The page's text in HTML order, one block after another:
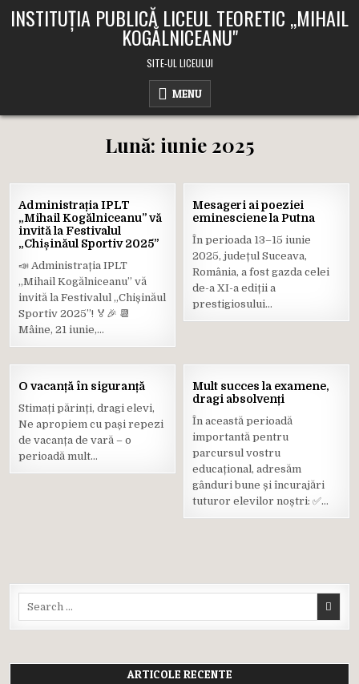
INSTITUȚIA PUBLICĂ LICEUL TEORETIC ,,MIHAIL
KOGĂLNICEANU"
SITE-UL LICEULUI
MENU
Lună: iunie 2025
IUN.
2025
Posted
in
Administrația IPLT
„Mihail Kogălniceanu” vă
invită la Festivalul
„Chișinăul Sportiv 2025”
📣 Administrația IPLT
„Mihail Kogălniceanu” vă
invită la Festivalul „Chișinăul
Sportiv 2025”! 🏅🎉 📆
Mâine, 21 iunie,…
IUN.
2025
Posted
in
Mesageri ai poeziei
eminesciene la Putna
În perioada 13–15 iunie
2025, județul Suceava,
România, a fost gazda celei
de-a XI-a ediții a
prestigiosului…
01
IUN.
2025
Posted
in
O vacanță în siguranță
Stimați părinți, dragi elevi,
Ne apropiem cu pași repezi
de vacanța de vară – o
perioadă mult…
01
IUN.
Posted
in
Mult succes la examene,
dragi absolvenți
În această perioadă
importantă pentru
parcursul vostru
educațional, adresăm
gânduri bune și încurajări
tuturor elevilor noștri: ✅…
ARTICOLE RECENTE